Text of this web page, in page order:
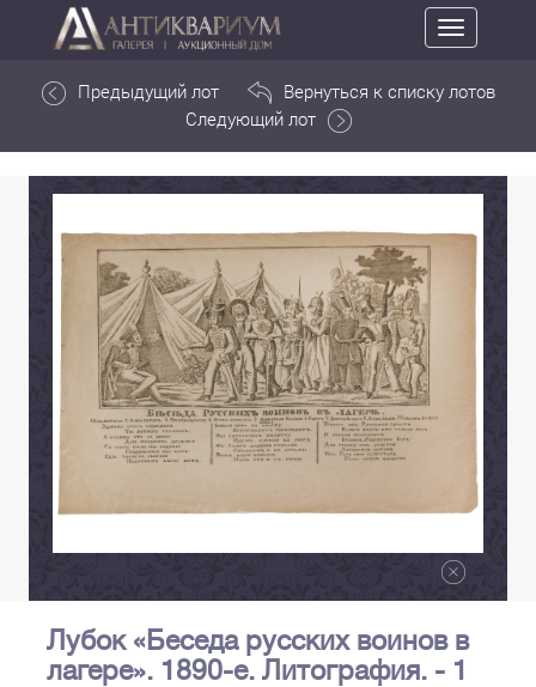
Toggle
navigation
Предыдущий лот
Вернуться к списку лотов
Следующий лот
Лубок «Беседа русских воинов в
лагере». 1890-е. Литография. - 1